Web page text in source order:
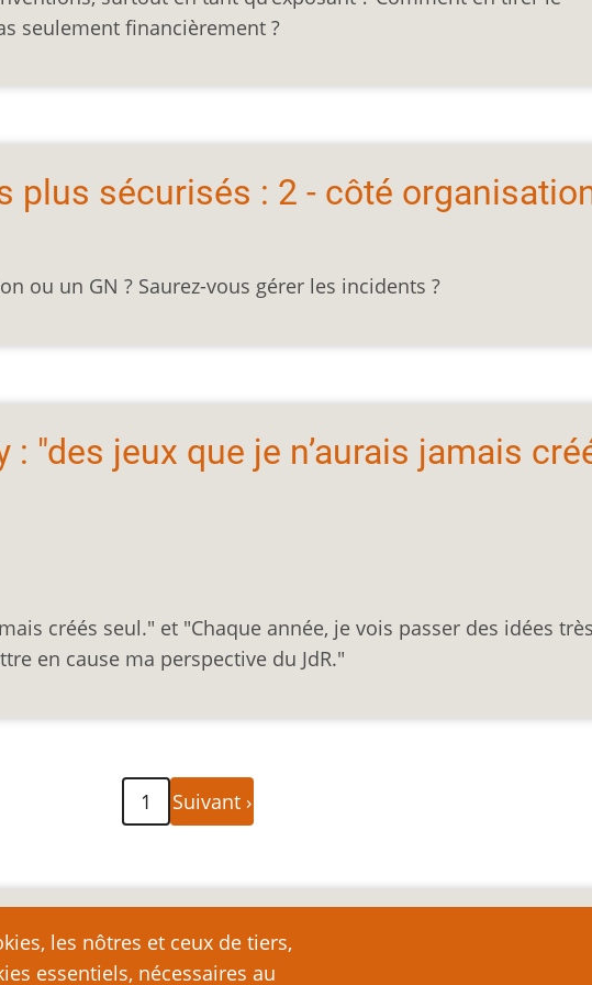
seulement financièrement ?
plus sécurisés : 2 - côté
ou un GN ? Saurez-vous gérer les incidents ?
: "des jeux que je n’aurais jamais
créés seul." et "Chaque année, je vois passer des idées
en cause ma perspective du JdR."
1
Page
suivante
Suivant ›
les nôtres et ceux de tiers,
essentiels, nécessaires au
lien vers cette page plutôt que de la copier ailleurs, car toute reproduction